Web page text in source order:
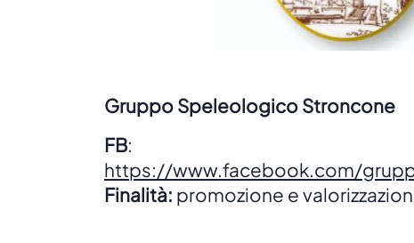
Gruppo Speleologico Stroncone
FB:
https://www.facebook.com/
Finalità: promozione e